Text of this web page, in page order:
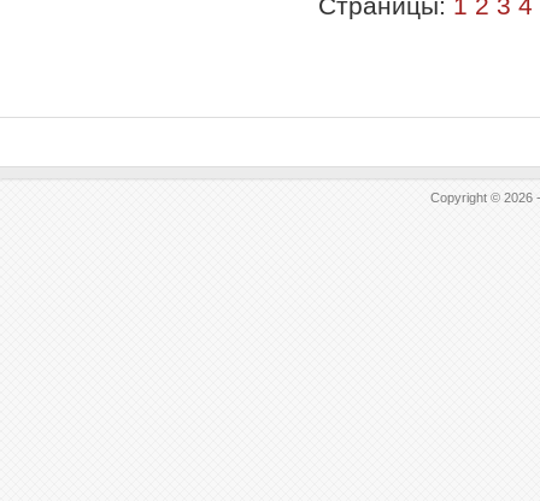
Copyright © 2026